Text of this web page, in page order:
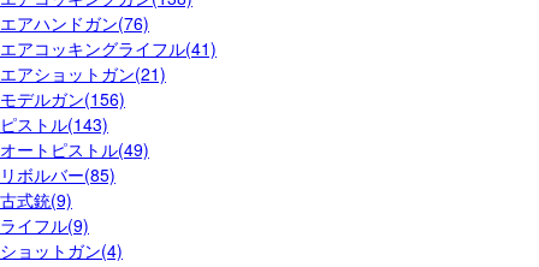
エアハンドガン(76)
エアコッキングライフル(41)
エアショットガン(21)
モデルガン(156)
ピストル(143)
オートピストル(49)
リボルバー(85)
古式銃(9)
ライフル(9)
ショットガン(4)